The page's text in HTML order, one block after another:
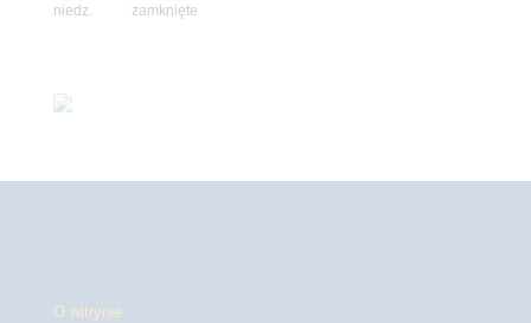
niedz. zamknięte
O witrynie